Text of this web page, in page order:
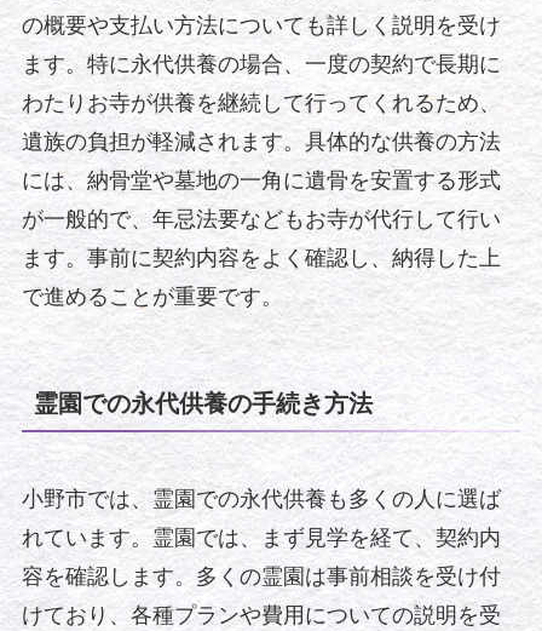
の概要や支払い方法についても詳しく説明を受け
ます。特に永代供養の場合、一度の契約で長期に
わたりお寺が供養を継続して行ってくれるため、
遺族の負担が軽減されます。具体的な供養の方法
には、納骨堂や墓地の一角に遺骨を安置する形式
が一般的で、年忌法要などもお寺が代行して行い
ます。事前に契約内容をよく確認し、納得した上
で進めることが重要です。
霊園での永代供養の手続き方法
小野市では、霊園での永代供養も多くの人に選ば
れています。霊園では、まず見学を経て、契約内
容を確認します。多くの霊園は事前相談を受け付
けており、各種プランや費用についての説明を受